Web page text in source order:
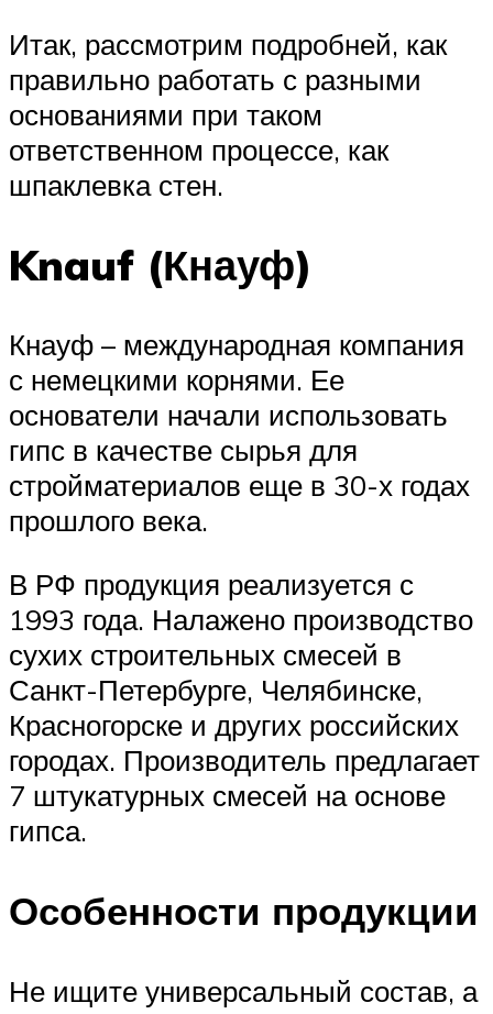
Итак, рассмотрим подробней, как
правильно работать с разными
основаниями при таком
ответственном процессе, как
шпаклевка стен.
Knauf (Кнауф)
Кнауф – международная компания
с немецкими корнями. Ее
основатели начали использовать
гипс в качестве сырья для
стройматериалов еще в 30-х годах
прошлого века.
В РФ продукция реализуется с
1993 года. Налажено производство
сухих строительных смесей в
Санкт-Петербурге, Челябинске,
Красногорске и других российских
городах. Производитель предлагает
7 штукатурных смесей на основе
гипса.
Особенности продукции
Не ищите универсальный состав, а